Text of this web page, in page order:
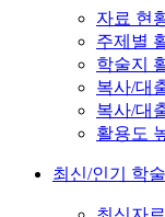
자료 현
주제별
학술지
복사/대
복사/대
활용도
최신/인기 학